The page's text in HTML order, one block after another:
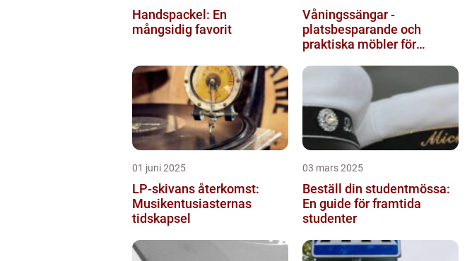
Handspackel: En
mångsidig favorit
Våningssängar -
platsbesparande och
praktiska möbler för
01 juni 2025
LP-skivans återkomst:
Musikentusiasternas
tidskapsel
03 mars 2025
Beställ din studentmössa:
En guide för framtida
studenter